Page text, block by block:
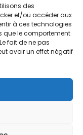
des
et/ou accéder aux
à ces technologies
que le comportement
fait de ne pas
avoir un effet négatif